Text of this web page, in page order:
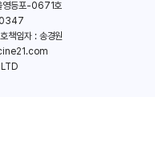
영등포-0671호
책임자 : 송경원